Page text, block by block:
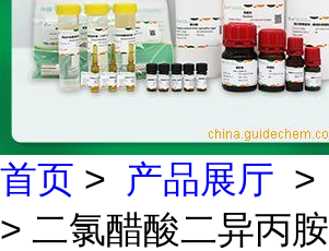
首页 > 产品展厅 >
> 二氯醋酸二异丙胺